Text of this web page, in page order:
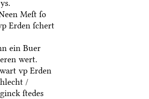
Meſt ſo
Erden ſchert
ein Buer
wert.
vp Erden
/
ſtedes